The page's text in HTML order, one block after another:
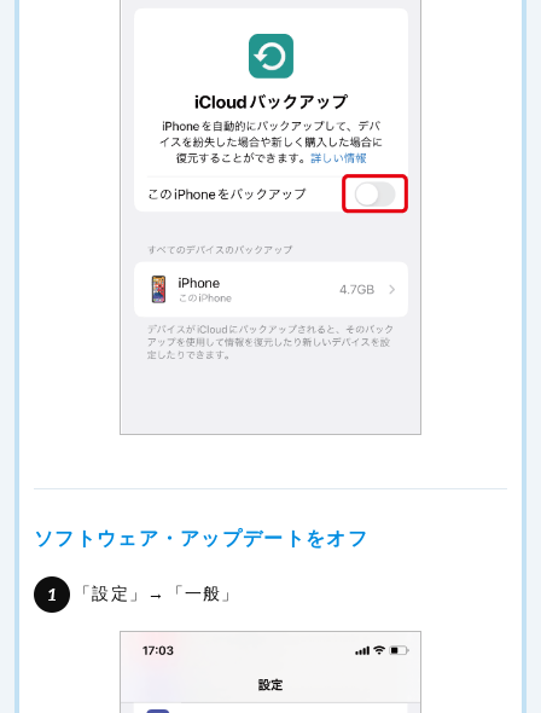
ソフトウェア・アップデートをオフ
「設定」→「一般」